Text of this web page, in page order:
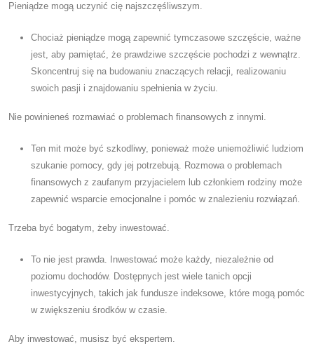
Pieniądze mogą uczynić cię najszczęśliwszym.
Chociaż pieniądze mogą zapewnić tymczasowe szczęście, ważne
jest, aby pamiętać, że prawdziwe szczęście pochodzi z wewnątrz.
Skoncentruj się na budowaniu znaczących relacji, realizowaniu
swoich pasji i znajdowaniu spełnienia w życiu.
Nie powinieneś rozmawiać o problemach finansowych z innymi.
Ten mit może być szkodliwy, ponieważ może uniemożliwić ludziom
szukanie pomocy, gdy jej potrzebują. Rozmowa o problemach
finansowych z zaufanym przyjacielem lub członkiem rodziny może
zapewnić wsparcie emocjonalne i pomóc w znalezieniu rozwiązań.
Trzeba być bogatym, żeby inwestować.
To nie jest prawda. Inwestować może każdy, niezależnie od
poziomu dochodów. Dostępnych jest wiele tanich opcji
inwestycyjnych, takich jak fundusze indeksowe, które mogą pomóc
w zwiększeniu środków w czasie.
Aby inwestować, musisz być ekspertem.